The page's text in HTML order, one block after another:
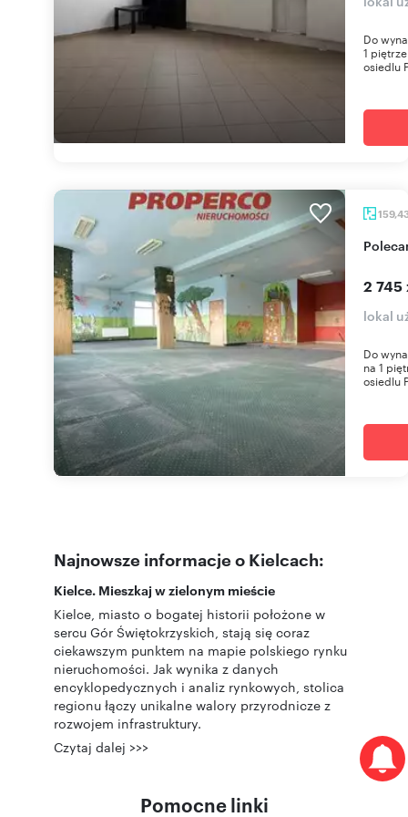
Do
1
osiedlu
2 745
lokal
Do
na 1
osiedlu
Najnowsze informacje o Kielcach:
Kielce. Mieszkaj w zielonym mieście
Kielce, miasto o bogatej historii położone w
sercu Gór Świętokrzyskich, stają się coraz
ciekawszym punktem na mapie polskiego rynku
nieruchomości. Jak wynika z danych
encyklopedycznych i analiz rynkowych, stolica
regionu łączy unikalne walory przyrodnicze z
rozwojem infrastruktury.
Czytaj dalej >>>
Pomocne linki